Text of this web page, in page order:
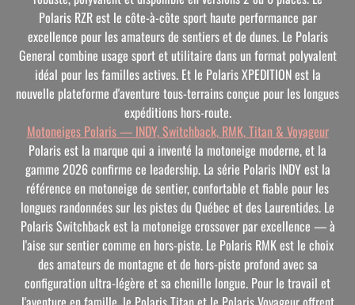
Polaris RZR est le côte-à-côte sport haute performance par
excellence pour les amateurs de sentiers et de dunes. Le Polaris
General combine usage sport et utilitaire dans un format polyvalent
idéal pour les familles actives. Et le Polaris XPEDITION est la
nouvelle plateforme d'aventure tous-terrains conçue pour les longues
expéditions hors-route.
Motoneiges Polaris — INDY, Switchback, RMK, Titan & Voyageur
Polaris est la marque qui a inventé la motoneige moderne, et la
gamme 2026 confirme ce leadership. La série Polaris INDY est la
référence en motoneige de sentier, confortable et fiable pour les
longues randonnées sur les pistes du Québec et des Laurentides. Le
Polaris Switchback est la motoneige crossover par excellence — à
l'aise sur sentier comme en hors-piste. Le Polaris RMK est le choix
des amateurs de montagne et de hors-piste profond avec sa
configuration ultra-légère et sa chenille longue. Pour le travail et